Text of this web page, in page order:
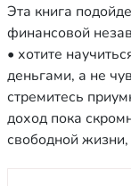
Эта книга
финансовой
• хотите
деньгами, а не
стремитесь
доход пока
свободной